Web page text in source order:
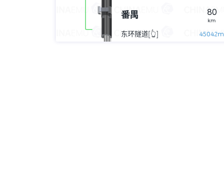
80
km
番禺
45042m
东环隧道[👆]